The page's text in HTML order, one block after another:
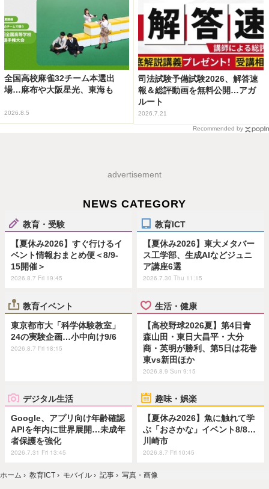
全国高校麻雀32チーム本選出
場…麻布や大阪星光、東海も
2026.8.5
司法試験予備試験2026、解答速
報＆総評動画を無料公開…アガ
ルート
2026.7.21
Recommended by
advertisement
NEWS CATEGORY
教育・受験
【夏休み2026】すぐ行けるイ
ベント情報おまとめ便＜8/9-
15開催＞
2026.8.7 Fri 19:45
教育ICT
【夏休み2026】東大メタバー
ス工学部、生成AIなどジュニ
ア講座6選
2026.7.30 Thu 11:15
教育イベント
東京都市大「科学体験教室」
24の実験企画…小中向け9/6
2026.8.7 Fri 18:15
生活・健康
【高校野球2026夏】第4日青
森山田・東日大昌平・大分
商・英明が勝利、第5日は花巻
東vs新田ほか
2026.8.9 Sun 9:15
デジタル生活
Google、アプリ向け年齢確認
APIを年内に世界展開…未成年
者保護を強化
2026.7.31 Fri 13:45
趣味・娯楽
【夏休み2026】魚に触れて学
ぶ「おさかな」イベント8/8…
川崎市
2026.8.7 Fri 10:45
ホーム › 教育ICT › モバイル › 記事 › 写真・画像